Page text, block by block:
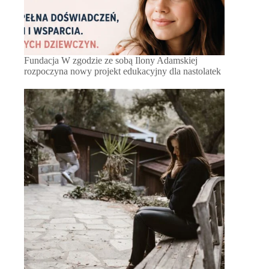
Fundacja W zgodzie ze sobą Ilony Adamskiej
rozpoczyna nowy projekt edukacyjny dla nastolatek